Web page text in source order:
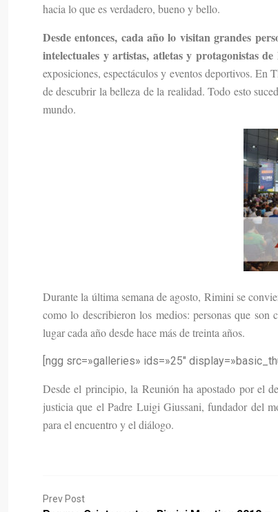
hacia lo que es verdadero, bueno y bello.
Desde entonces, cada año lo visitan grandes
intelectuales y artistas, atletas y protagonistas
exposiciones, espectáculos y eventos deportivos.
de descubrir la belleza de la realidad. Todo esto
mundo.
Durante la última semana de agosto, Rimini se
como lo describieron los medios: personas que son
lugar cada año desde hace más de treinta años.
[ngg src=»galleries» ids=»25″
Desde el principio, la Reunión ha apostado por el
justicia que el Padre Luigi Giussani, fundador del
para el encuentro y el diálogo.
Prev Post